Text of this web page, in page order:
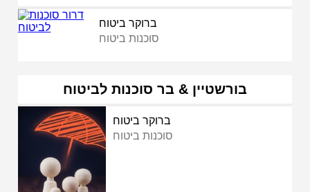
ברוקר ביטוח
סוכנות ביטוח
בורשטיין & בר סוכנות לביטוח
ברוקר ביטוח
סוכנות ביטוח